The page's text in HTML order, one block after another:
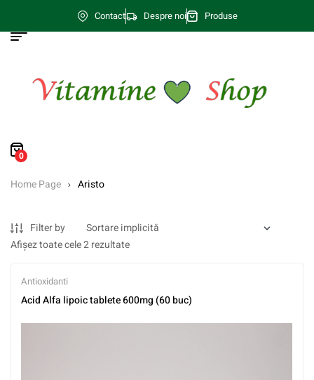
Contact Despre noi Produse
0
Home Page Aristo
Filter by
Afișez toate cele 2 rezultate
Antioxidanti
Acid Alfa lipoic tablete 600mg (60 buc)